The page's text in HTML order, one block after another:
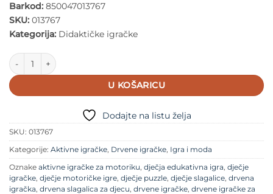
Barkod: 850047013767
SKU: 013767
Kategorija: Didaktičke igračke
Speedy Monkey - Drvena igra Fox Blocks količina
U KOŠARICU
Dodajte na listu želja
SKU: 013767
Kategorije: Aktivne igračke, Drvene igračke, Igra i moda
Oznake aktivne igračke za motoriku, dječja edukativna igra, dječje
igračke, dječje motoričke igre, dječje puzzle, dječje slagalice, drvena
igračka, drvena slagalica za djecu, drvene igračke, drvene igračke za